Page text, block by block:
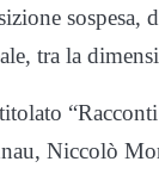
sospesa,
tra la
Niccolò